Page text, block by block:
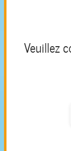
Veuillez